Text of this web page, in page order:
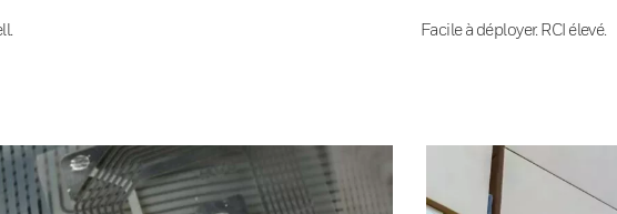
Facile à déployer. RCI élevé.